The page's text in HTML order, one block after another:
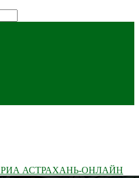
РИА АСТРАХАНЬ-ОНЛАЙН